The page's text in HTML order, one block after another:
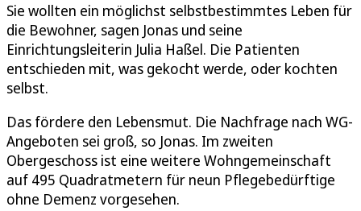
Sie wollten ein möglichst selbstbestimmtes Leben für
die Bewohner, sagen Jonas und seine
Einrichtungsleiterin Julia Haßel. Die Patienten
entschieden mit, was gekocht werde, oder kochten
selbst.
Das fördere den Lebensmut. Die Nachfrage nach WG-
Angeboten sei groß, so Jonas. Im zweiten
Obergeschoss ist eine weitere Wohngemeinschaft
auf 495 Quadratmetern für neun Pflegebedürftige
ohne Demenz vorgesehen.